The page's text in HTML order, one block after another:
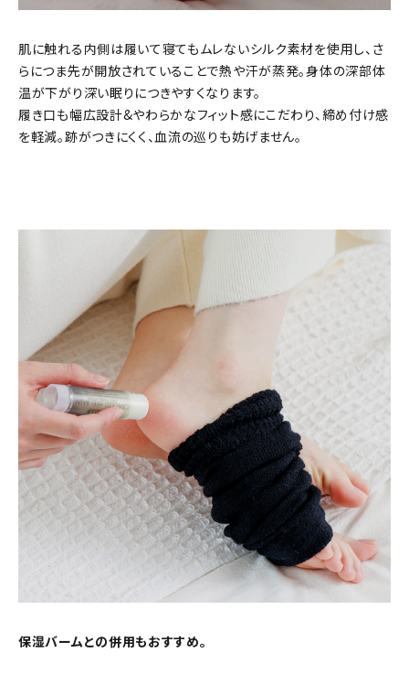
肌に触れる内側は履いて寝てもムレないシルク素材を使用し、さ
らにつま先が開放されていることで熱や汗が蒸発。身体の深部体
温が下がり深い眠りにつきやすくなります。
履き口も幅広設計&やわらかなフィット感にこだわり、締め付け感
を軽減。跡がつきにくく、血流の巡りも妨げません。
保湿バームとの併用もおすすめ。